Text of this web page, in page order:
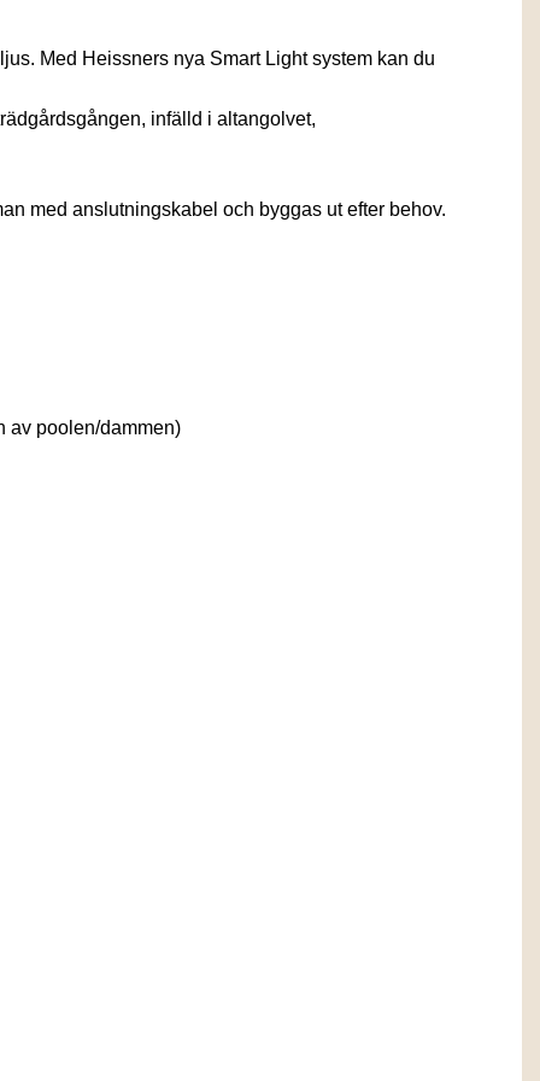
Med Heissners nya Smart Light system kan du
infälld i altangolvet,
med anslutningskabel och byggas ut efter behov.
av poolen/dammen)